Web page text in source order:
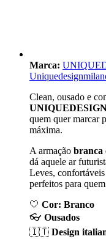
Marca:
Clean, ousado e
quem quer marcar
máxima.
A armação branca
dá aquele ar
Leves,
perfeitos para
🤍 Cor: Branco
👓 Ousados
🇮🇹 Design